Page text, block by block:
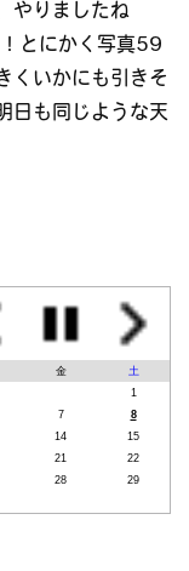
やりましたね
とにかく写真59
くいかにも引きそ
日も同じような天
金
土
1
7
8
14
15
21
22
28
29